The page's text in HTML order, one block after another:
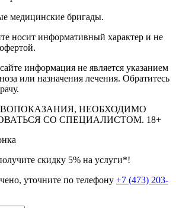
медицинские бригады.
носит информативный характер и не
информация не является указанием
или назначения лечения. Обратитесь
НЕОБХОДИМО
СО СПЕЦИАЛИСТОМ. 18+
скидку 5% на услуги*!
уточните по телефону +7 (473) 203-